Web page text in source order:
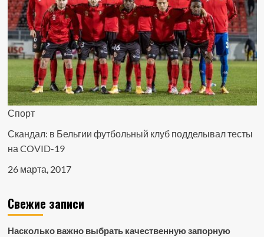
Спорт
Скандал: в Бельгии футбольный клуб подделывал тесты
на COVID-19
26 марта, 2017
Свежие записи
Насколько важно выбрать качественную запорную